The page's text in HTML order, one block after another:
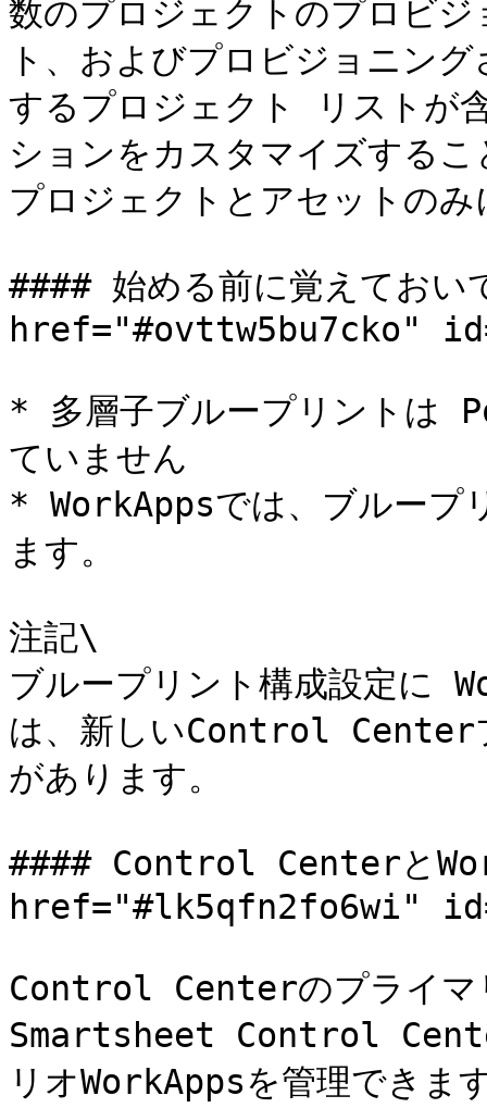
数のプロジェクトのプロビ
ト、およびプロビジョニン
するプロジェクト リストが
ションをカスタマイズする
プロジェクトとアセットの
#### 始める前に覚えておい
href="#ovttw5bu7cko"
* 多層子ブループリントは
ていません
* WorkAppsでは、ブループ
ます。
注記\
ブループリント構成設定に
は、新しいControl Center
があります。
#### Control Centerと
href="#lk5qfn2fo6wi"
Control Centerのプライマ
Smartsheet Control
リオWorkAppsを管理できま